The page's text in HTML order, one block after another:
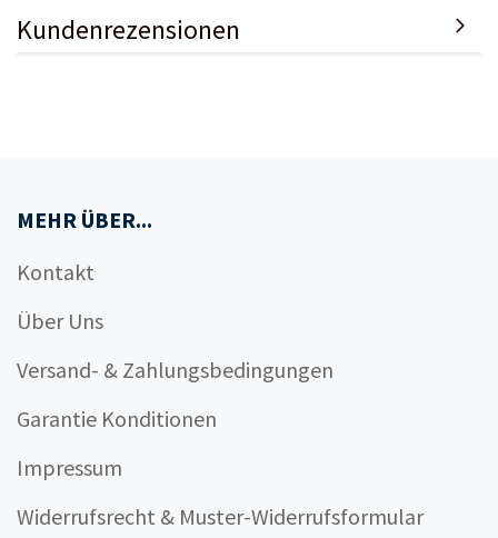
Kundenrezensionen
MEHR ÜBER...
Kontakt
Über Uns
Versand- & Zahlungsbedingungen
Garantie Konditionen
Impressum
Widerrufsrecht & Muster-Widerrufsformular